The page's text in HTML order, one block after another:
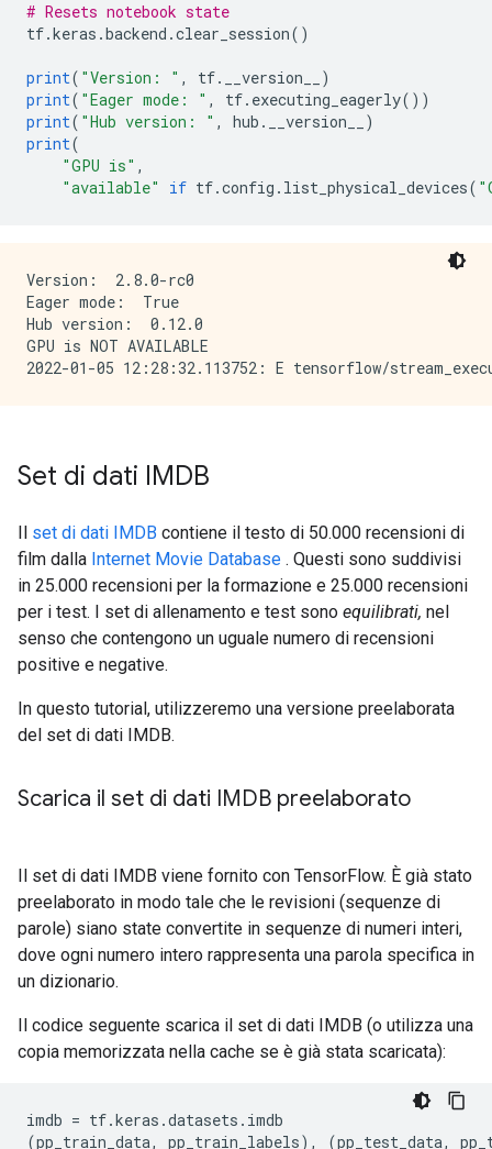
# Resets notebook state
tf.keras .backend .clear_session()
print( "Version: " , tf. __version__
)
print( "Eager mode: " , tf. executing_eagerly())
print( "Hub version: " , hub . __version__
)
print(
"GPU is" ,
"available"
if tf.config . list_physical_devices(
Version:  2.8.0-rc0
Eager mode:  True
Hub version:  0.12.0
GPU is NOT AVAILABLE
Set di dati IMDB
Il set di dati IMDB contiene il testo di 50.000 recensioni di
film dalla Internet Movie Database . Questi sono suddivisi
in 25.000 recensioni per la formazione e 25.000 recensioni
per i test. I set di allenamento e test sono equilibrati, nel
senso che contengono un uguale numero di recensioni
positive e negative.
In questo tutorial, utilizzeremo una versione preelaborata
del set di dati IMDB.
Scarica il set di dati IMDB preelaborato
Il set di dati IMDB viene fornito con TensorFlow. È già stato
preelaborato in modo tale che le revisioni (sequenze di
parole) siano state convertite in sequenze di numeri interi,
dove ogni numero intero rappresenta una parola specifica in
un dizionario.
Il codice seguente scarica il set di dati IMDB (o utilizza una
copia memorizzata nella cache se è già stata scaricata):
imdb = tf.keras .datasets . imdb
(pp_train_data, pp_train_labels), (pp_test_data,